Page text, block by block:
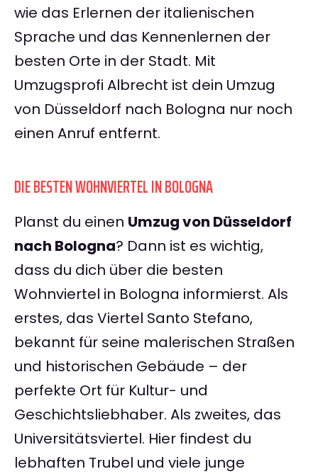
wie das Erlernen der italienischen
Sprache und das Kennenlernen der
besten Orte in der Stadt. Mit
Umzugsprofi Albrecht ist dein Umzug
von Düsseldorf nach Bologna nur noch
einen Anruf entfernt.
DIE BESTEN WOHNVIERTEL IN BOLOGNA
Planst du einen Umzug von Düsseldorf
nach Bologna? Dann ist es wichtig,
dass du dich über die besten
Wohnviertel in Bologna informierst. Als
erstes, das Viertel Santo Stefano,
bekannt für seine malerischen Straßen
und historischen Gebäude – der
perfekte Ort für Kultur- und
Geschichtsliebhaber. Als zweites, das
Universitätsviertel. Hier findest du
lebhaften Trubel und viele junge